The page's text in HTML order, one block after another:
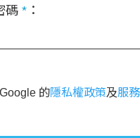
碼 * ：
的隱私權政策及服